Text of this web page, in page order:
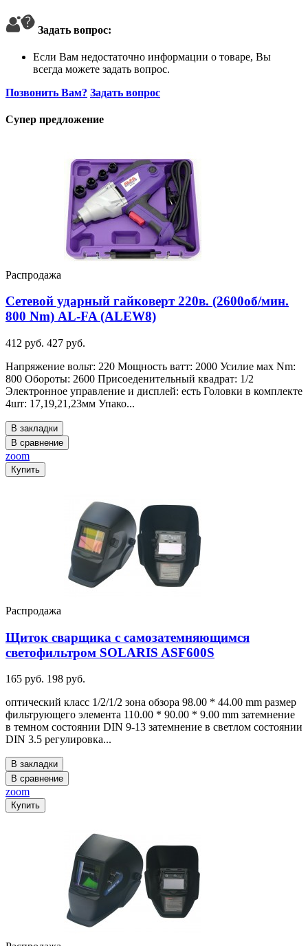
Задать вопрос:
Если Вам недостаточно информации о товаре, Вы
всегда можете задать вопрос.
Позвонить Вам? Задать вопрос
Супер предложение
Распродажа
Сетевой ударный гайковерт 220в. (2600об/мин.
800 Nm) AL-FA (ALEW8)
412 руб. 427 руб.
Напряжение вольт: 220 Мощность ватт: 2000 Усилие мах Nm:
800 Обороты: 2600 Присоеденительный квадрат: 1/2
Электронное управление и дисплей: есть Головки в комплекте
4шт: 17,19,21,23мм Упако...
В закладки
В сравнение
zoom
Купить
Распродажа
Щиток сварщика с самозатемняющимся
светофильтром SOLARIS ASF600S
165 руб. 198 руб.
оптический класс 1/2/1/2 зона обзора 98.00 * 44.00 mm размер
фильтрующего элемента 110.00 * 90.00 * 9.00 mm затемнение
в темном состоянии DIN 9-13 затемнение в светлом состоянии
DIN 3.5 регулировка...
В закладки
В сравнение
zoom
Купить